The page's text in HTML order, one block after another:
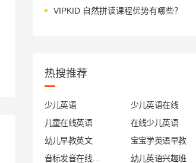
VIPKID 自然拼读课程优势有哪些？
热搜推荐
少儿英语
少儿英语在线
儿童在线英语
在线少儿英语
幼儿早教英文
宝宝学英语早教
幼儿英语兴趣班